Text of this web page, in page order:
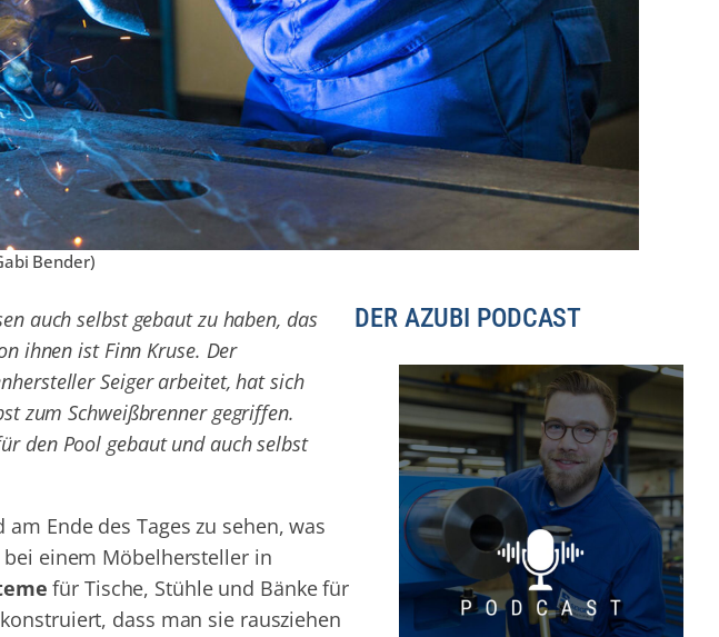
Bender)
auch selbst gebaut zu haben, das
ihnen ist Finn Kruse. Der
Seiger arbeitet, hat sich
zum Schweißbrenner gegriffen.
den Pool gebaut und auch selbst
Ende des Tages zu sehen, was
bei einem Möbelhersteller in
für Tische, Stühle und Bänke für
dass man sie rausziehen
DER AZUBI PODCAST